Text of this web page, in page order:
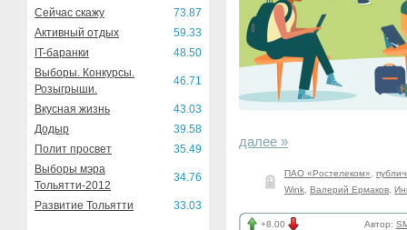
Сейчас скажу
73.87
Активный отдых
59.33
IT-баранки
48.50
Выборы. Конкурсы.
Розыгрыши.
46.71
Вкусная жизнь
43.03
Додыр
39.58
Полит просвет
35.49
Выборы мэра
Тольятти-2012
34.76
Развитие Тольятти 33.03
далее »
ПАО «Ростелеком»
Wink Валерий Ермаков
+8.00 Автор: